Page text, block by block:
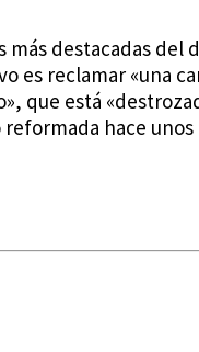
más destacadas del
es reclamar «una
que está
hace